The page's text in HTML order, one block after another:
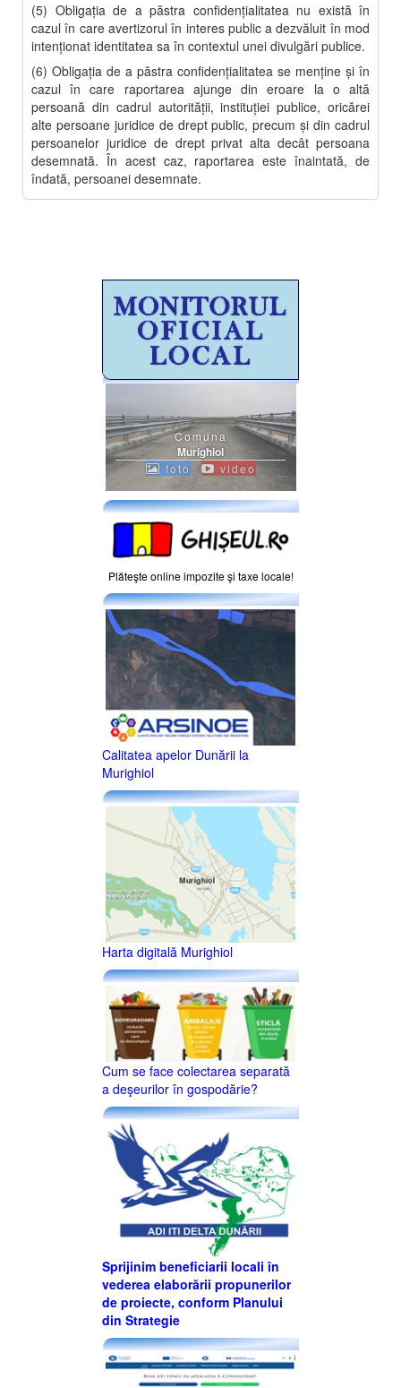
(5) Obligaţia de a păstra confidenţialitatea nu există în
cazul în care avertizorul în interes public a dezvăluit în mod
intenţionat identitatea sa în contextul unei divulgări publice.
(6) Obligaţia de a păstra confidenţialitatea se menţine şi în
cazul în care raportarea ajunge din eroare la o altă
persoană din cadrul autorităţii, instituţiei publice, oricărei
alte persoane juridice de drept public, precum şi din cadrul
persoanelor juridice de drept privat alta decât persoana
desemnată. În acest caz, raportarea este înaintată, de
îndată, persoanei desemnate.
Comuna
Murighiol
foto video
Plăteşte online impozite şi taxe locale!
Calitatea apelor Dunării la
Murighiol
Harta digitală Murighiol
Cum se face colectarea separată
a deşeurilor în gospodărie?
Sprijinim beneficiarii locali în
vederea elaborării propunerilor
de proiecte, conform Planului
din Strategie